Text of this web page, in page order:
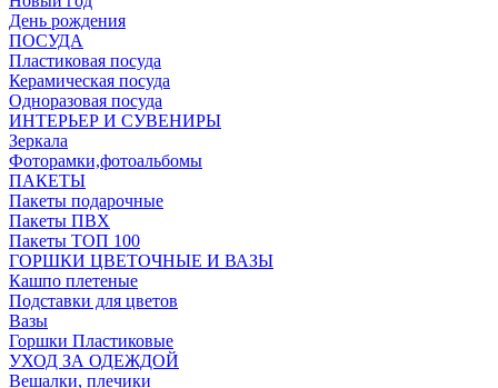
День рождения
ПОСУДА
Пластиковая посуда
Керамическая посуда
Одноразовая посуда
ИНТЕРЬЕР И СУВЕНИРЫ
Зеркала
Фоторамки,фотоальбомы
ПАКЕТЫ
Пакеты подарочные
Пакеты ПВХ
Пакеты ТОП 100
ГОРШКИ ЦВЕТОЧНЫЕ И ВАЗЫ
Кашпо плетеные
Подставки для цветов
Вазы
Горшки Пластиковые
УХОД ЗА ОДЕЖДОЙ
Вешалки, плечики